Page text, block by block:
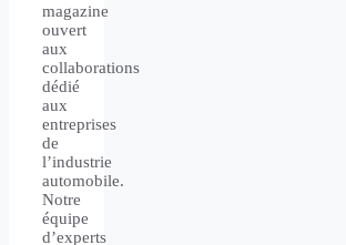
magazine
ouvert
aux
collaborations
dédié
aux
entreprises
de
l’industrie
automobile.
Notre
équipe
d’experts